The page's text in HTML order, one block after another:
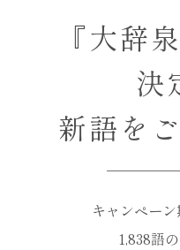
『大辞
決
新語を
キャンペー
1,838語